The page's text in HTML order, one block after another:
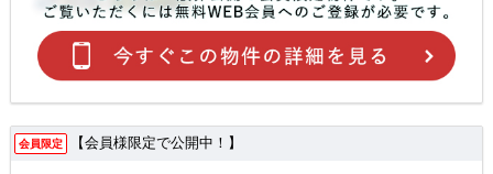
会員限定 【会員様限定で公開中！】